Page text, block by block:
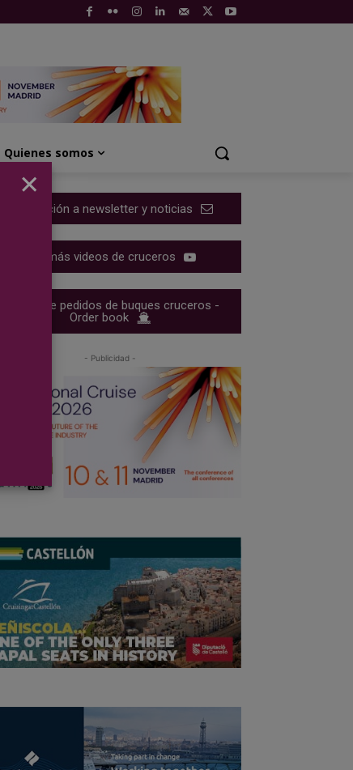
Quienes somos
Suscripción a newsletter y noticias
Ver más videos de cruceros
Cartera de pedidos de buques cruceros -
Order book
- Publicidad -
×